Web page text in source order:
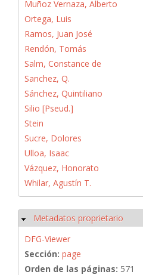
Muñoz Vernaza, Alberto
Ortega, Luis
Ramos, Juan José
Rendón, Tomás
Salm, Constance de
Sanchez, Q.
Sánchez, Quintiliano
Silio [Pseud.]
Stein
Sucre, Dolores
Ulloa, Isaac
Vázquez, Honorato
Whilar, Agustín T.
Ocultar
Metadatos proprietario
DFG-Viewer
Sección: page
Orden de las páginas: 571